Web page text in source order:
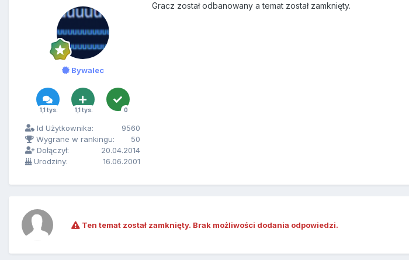
Bywalec
1,1 tys. 1,1 tys. 0
Id Użytkownika:
9560
Wygrane w rankingu:
50
Dołączył:
20.04.2014
Urodziny:
16.06.2001
Gracz został odbanowany a temat został zamknięty.
Ten temat został zamknięty. Brak możliwości dodania odpowiedzi.